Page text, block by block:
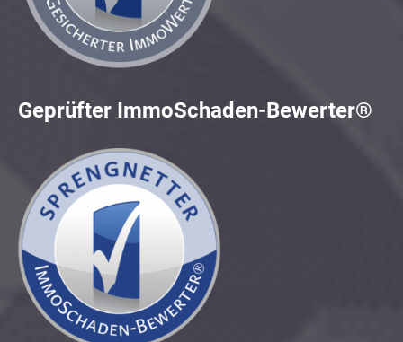
Geprüfter ImmoSchaden-Bewerter®